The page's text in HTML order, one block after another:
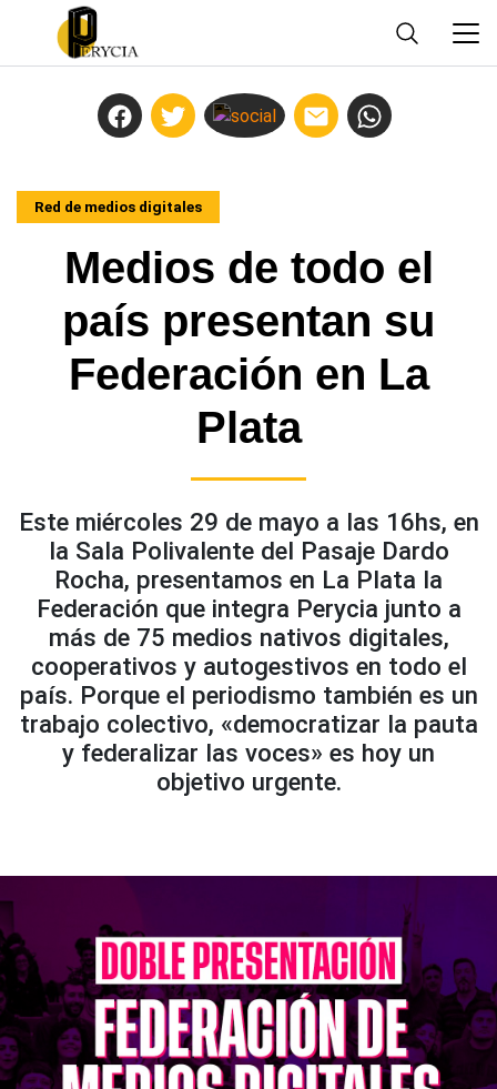
Red de medios digitales
Medios de todo el
país presentan su
Federación en La
Plata
Este miércoles 29 de mayo a las 16hs, en
la Sala Polivalente del Pasaje Dardo
Rocha, presentamos en La Plata la
Federación que integra Perycia junto a
más de 75 medios nativos digitales,
cooperativos y autogestivos en todo el
país. Porque el periodismo también es un
trabajo colectivo, «democratizar la pauta
y federalizar las voces» es hoy un
objetivo urgente.